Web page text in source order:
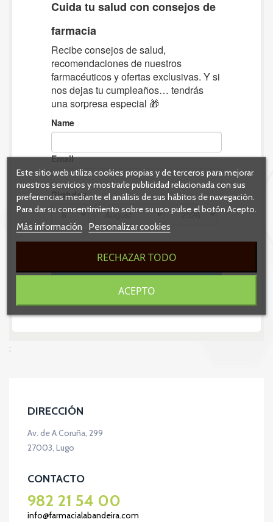
;
DIRECCIÓN
Av. de A Coruña, 299
27003, Lugo
CONTACTO
982 21 54 00
info@farmacialabandeira.com
Este sitio web utiliza cookies propias y de terceros para mejorar
nuestros servicios y mostrarle publicidad relacionada con sus
preferencias mediante el análisis de sus hábitos de navegación.
Para dar su consentimiento sobre su uso pulse el botón Acepto.
Más información
Personalizar cookies
RECHAZAR TODO
ACEPTO